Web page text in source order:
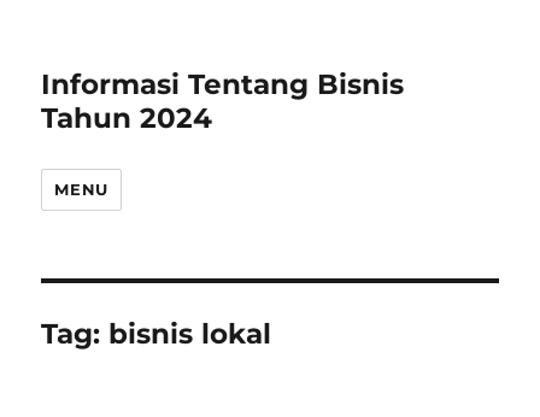
Informasi Tentang Bisnis
Tahun 2024
MENU
Tag: bisnis lokal